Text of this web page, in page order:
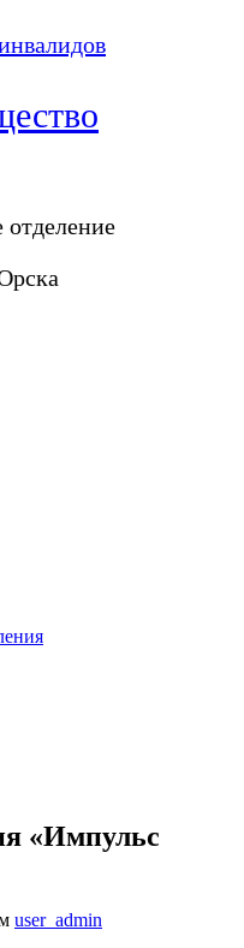
отделение
«Импульс
user_admin